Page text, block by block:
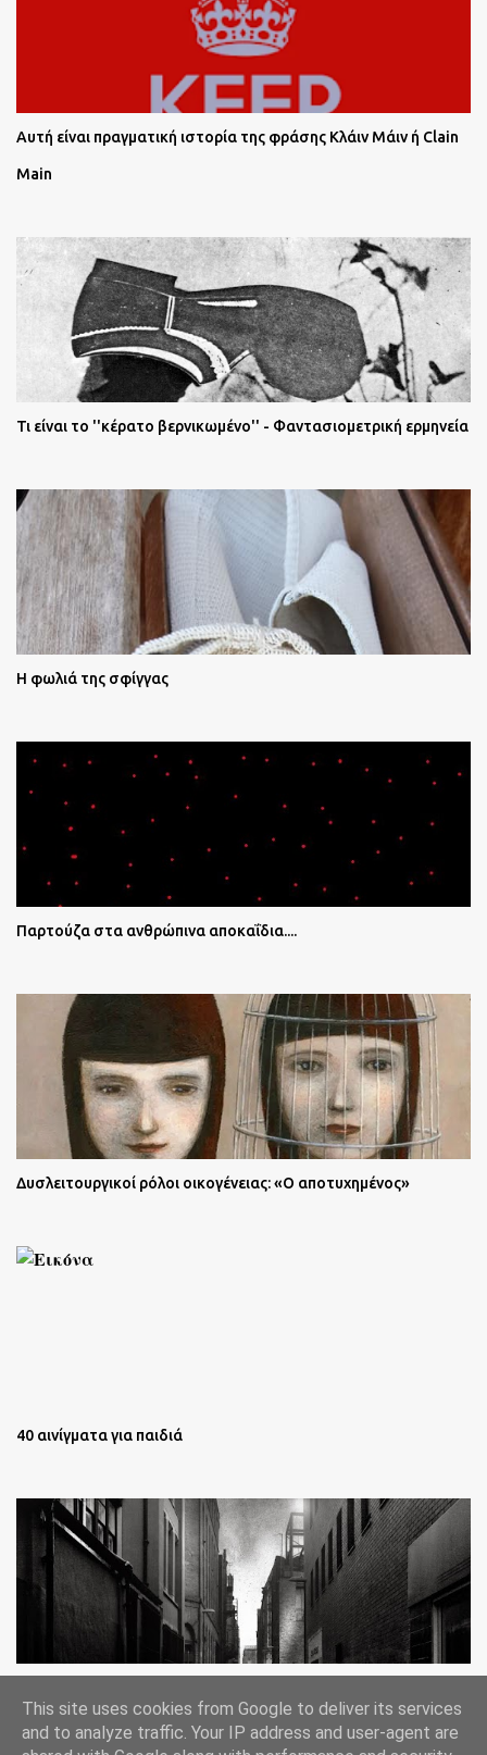
Αυτή είναι πραγματική ιστορία της φράσης Κλάιν Μάιν ή Clain
Main
Τι είναι το ''κέρατο βερνικωμένο'' - Φαντασιομετρική ερμηνεία
Η φωλιά της σφίγγας
Παρτούζα στα ανθρώπινα αποκαΐδια....
Δυσλειτουργικοί ρόλοι οικογένειας: «Ο αποτυχημένος»
40 αινίγματα για παιδιά
Lee Jeffries
This site uses cookies from Google to deliver its services
and to analyze traffic. Your IP address and user-agent are